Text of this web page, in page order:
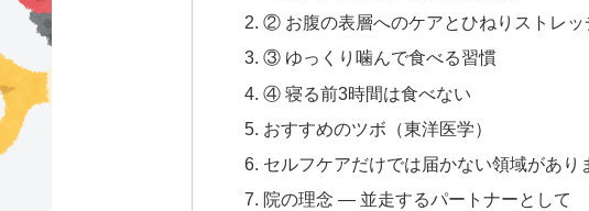
② お腹の表層へのケアとひねりストレッ
③ ゆっくり噛んで食べる習慣
④ 寝る前3時間は食べない
おすすめのツボ（東洋医学）
セルフケアだけでは届かない領域があり
院の理念 — 並走するパートナーとして